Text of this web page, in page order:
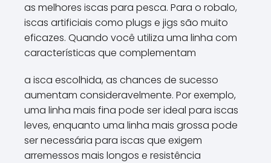
as melhores iscas para pesca. Para o robalo,
iscas artificiais como plugs e jigs são muito
eficazes. Quando você utiliza uma linha com
características que complementam
a isca escolhida, as chances de sucesso
aumentam consideravelmente. Por exemplo,
uma linha mais fina pode ser ideal para iscas
leves, enquanto uma linha mais grossa pode
ser necessária para iscas que exigem
arremessos mais longos e resistência